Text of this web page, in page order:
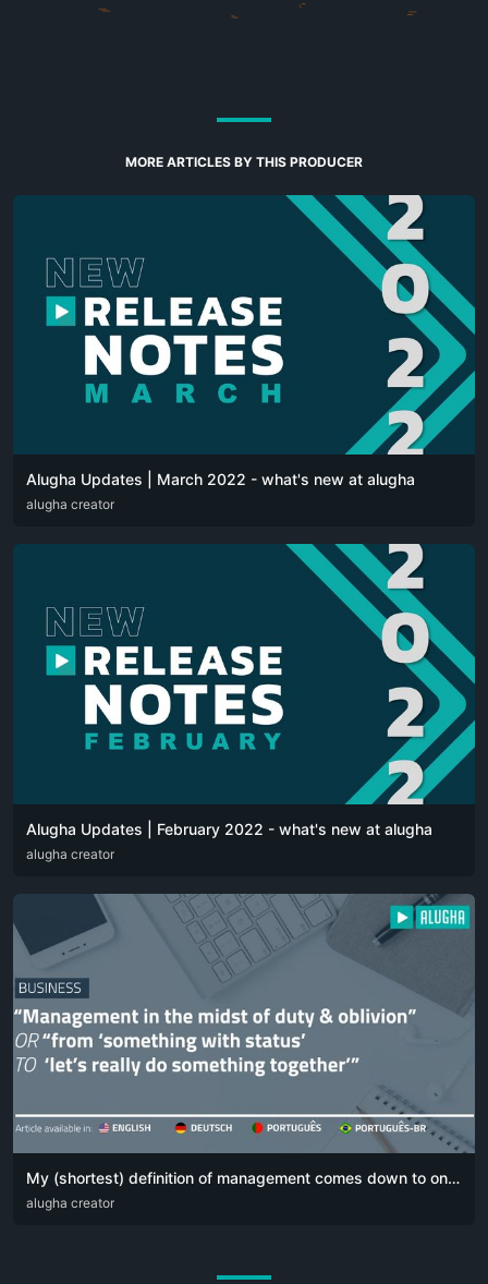
MORE ARTICLES BY THIS PRODUCER
Alugha Updates | March 2022 - what's new at alugha
DEU ENG
alugha creator
Alugha Updates | February 2022 - what's new at alugha
DEU ENG
alugha creator
My (shortest) definition of management comes down to one simple sentence:
DEU ENG POR
alugha creator